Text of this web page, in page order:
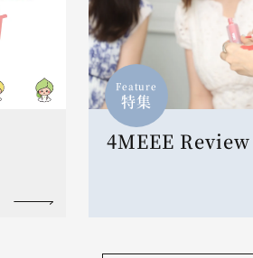
Feature
特集
4MEEE Review